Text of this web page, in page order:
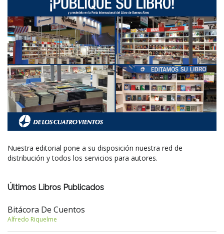
Nuestra editorial pone a su disposición nuestra red de
distribución y todos los servicios para autores.
Últimos Libros Publicados
Bitácora De Cuentos
Alfredo Riquelme